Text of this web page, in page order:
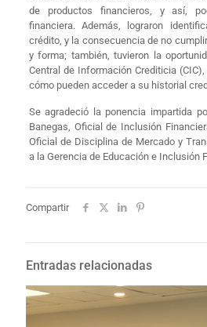
de productos financieros, y así,
financiera. Además, lograron
crédito, y la consecuencia de no
y forma; también, tuvieron la
Central de Información Crediticia
cómo pueden acceder a su historial
Se agradeció la ponencia impartida
Banegas, Oficial de Inclusión
Oficial de Disciplina de Mercado y
a la Gerencia de Educación e Inclusión
Compartir
Entradas relacionadas